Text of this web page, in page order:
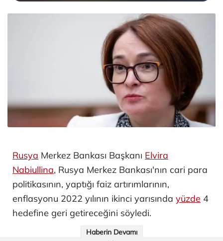
Rusya Merkez Bankası Başkanı Elvira
Nabiullina, Rusya Merkez Bankası'nın cari para
politikasının, yaptığı faiz artırımlarının,
enflasyonu 2022 yılının ikinci yarısında yüzde 4
hedefine geri getireceğini söyledi.
Haberin Devamı